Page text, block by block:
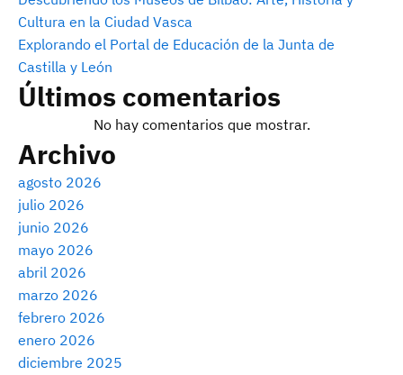
Cultura en la Ciudad Vasca
Explorando el Portal de Educación de la Junta de
Castilla y León
Últimos comentarios
No hay comentarios que mostrar.
Archivo
agosto 2026
julio 2026
junio 2026
mayo 2026
abril 2026
marzo 2026
febrero 2026
enero 2026
diciembre 2025